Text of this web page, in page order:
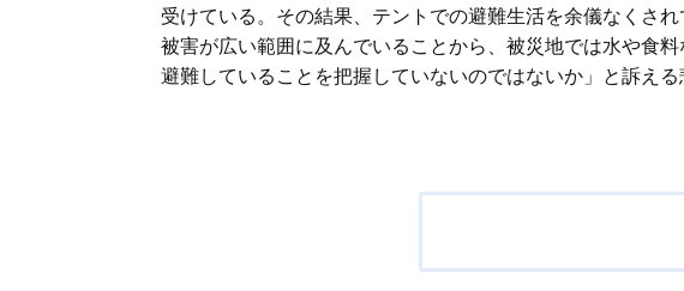
受けている。その結果、テントでの避難生活を余儀なくさ
被害が広い範囲に及んでいることから、被災地では水や食
避難していることを把握していないのではないか」と訴える